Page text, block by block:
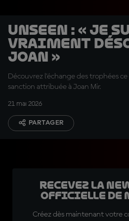
UNSEEN : « Je
vraiment
Joan »
Découvrez l'échange des trophées
sanction attribuée à Joan Mir.
21 mai 2026
PARTAGER
Recevez la
officielle de
Créez dès maintenant votre